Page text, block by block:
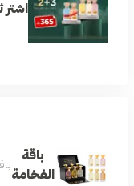
باقة
الفخامة